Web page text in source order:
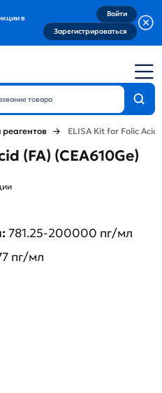
в
Войти
Зарегистрироваться
ELISA Kit for Folic Acid
(FA) (CEA610Ge)
781.25-200000 пг/мл
пг/мл